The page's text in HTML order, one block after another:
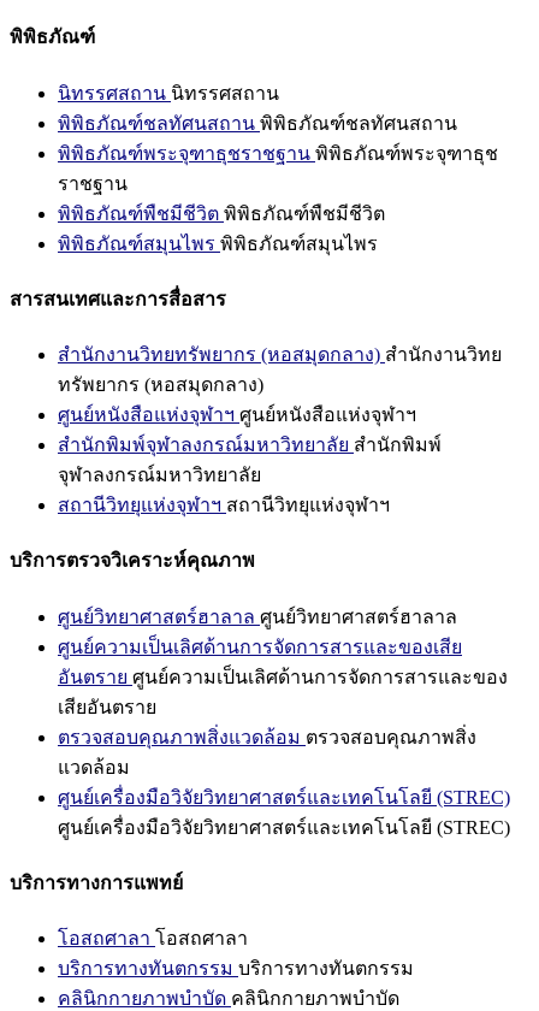
พิพิธภัณฑ์
นิทรรศสถาน นิทรรศสถาน
พิพิธภัณฑ์ชลทัศนสถาน พิพิธภัณฑ์ชลทัศนสถาน
พิพิธภัณฑ์พระจุฑาธุชราชฐาน พิพิธภัณฑ์พระจุฑาธุช
ราชฐาน
พิพิธภัณฑ์พืชมีชีวิต พิพิธภัณฑ์พืชมีชีวิต
พิพิธภัณฑ์สมุนไพร พิพิธภัณฑ์สมุนไพร
สารสนเทศและการสื่อสาร
สำนักงานวิทยทรัพยากร (หอสมุดกลาง) สำนักงานวิทย
ทรัพยากร (หอสมุดกลาง)
ศูนย์หนังสือแห่งจุฬาฯ ศูนย์หนังสือแห่งจุฬาฯ
สำนักพิมพ์จุฬาลงกรณ์มหาวิทยาลัย สำนักพิมพ์
จุฬาลงกรณ์มหาวิทยาลัย
สถานีวิทยุแห่งจุฬาฯ สถานีวิทยุแห่งจุฬาฯ
บริการตรวจวิเคราะห์คุณภาพ
ศูนย์วิทยาศาสตร์ฮาลาล ศูนย์วิทยาศาสตร์ฮาลาล
ศูนย์ความเป็นเลิศด้านการจัดการสารและของเสีย
อันตราย ศูนย์ความเป็นเลิศด้านการจัดการสารและของ
เสียอันตราย
ตรวจสอบคุณภาพสิ่งแวดล้อม ตรวจสอบคุณภาพสิ่ง
แวดล้อม
ศูนย์เครื่องมือวิจัยวิทยาศาสตร์และเทคโนโลยี (STREC)
ศูนย์เครื่องมือวิจัยวิทยาศาสตร์และเทคโนโลยี (STREC)
บริการทางการแพทย์
โอสถศาลา โอสถศาลา
บริการทางทันตกรรม บริการทางทันตกรรม
คลินิกกายภาพบำบัด คลินิกกายภาพบำบัด